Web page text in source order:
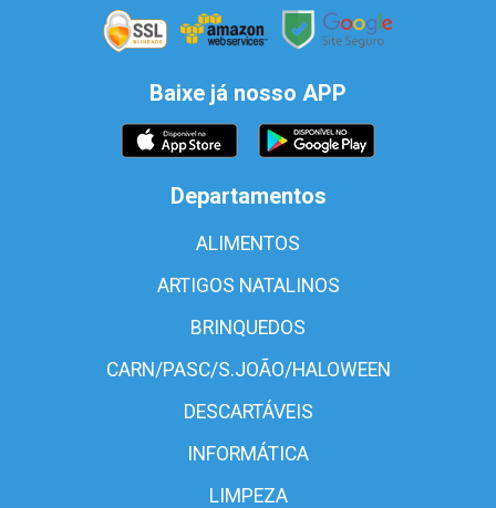
Baixe já nosso APP
Departamentos
ALIMENTOS
ARTIGOS NATALINOS
BRINQUEDOS
CARN/PASC/S.JOÃO/HALOWEEN
DESCARTÁVEIS
INFORMÁTICA
LIMPEZA